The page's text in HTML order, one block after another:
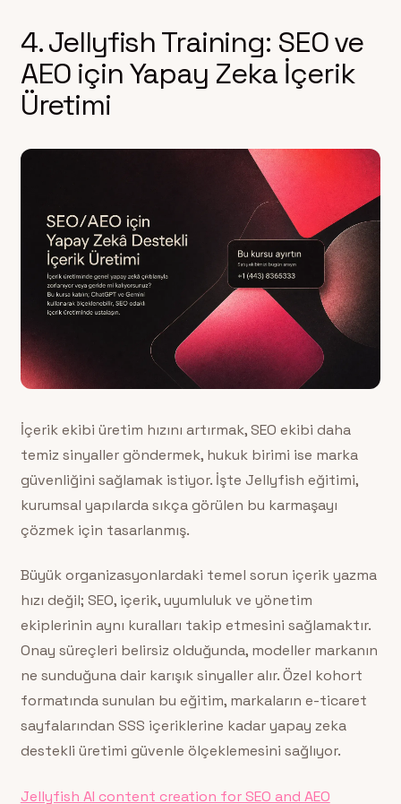
4. Jellyfish Training: SEO ve
AEO için Yapay Zeka İçerik
Üretimi
İçerik ekibi üretim hızını artırmak, SEO ekibi daha
temiz sinyaller göndermek, hukuk birimi ise marka
güvenliğini sağlamak istiyor. İşte Jellyfish eğitimi,
kurumsal yapılarda sıkça görülen bu karmaşayı
çözmek için tasarlanmış.
Büyük organizasyonlardaki temel sorun içerik yazma
hızı değil; SEO, içerik, uyumluluk ve yönetim
ekiplerinin aynı kuralları takip etmesini sağlamaktır.
Onay süreçleri belirsiz olduğunda, modeller markanın
ne sunduğuna dair karışık sinyaller alır. Özel kohort
formatında sunulan bu eğitim, markaların e-ticaret
sayfalarından SSS içeriklerine kadar yapay zeka
destekli üretimi güvenle ölçeklemesini sağlıyor.
Jellyfish AI content creation for SEO and AEO